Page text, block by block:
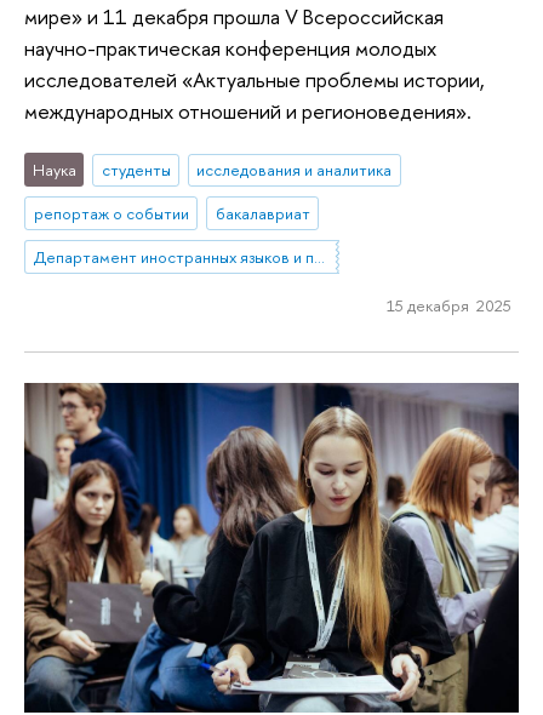
мире» и 11 декабря прошла V Всероссийская
научно-практическая конференция молодых
исследователей «Актуальные проблемы истории,
международных отношений и регионоведения».
Наука студенты
исследования и аналитика
репортаж о событии
бакалавриат
Департамент иностранных языков и профессиональной коммуникации
15 декабря 2025